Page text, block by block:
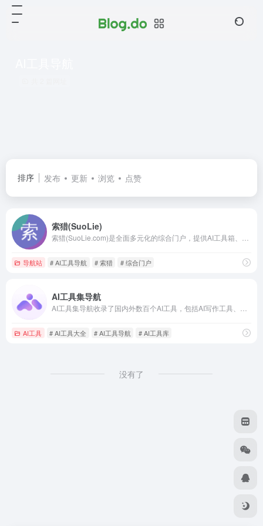
排序 发布 更新 浏览 点赞
索猎(SuoLie)
导航站 # AI工具导航 # 索猎 # 综合门户
AI工具集导航
AI工具 # AI工具大全 # AI工具导航 # AI工具库
没有了